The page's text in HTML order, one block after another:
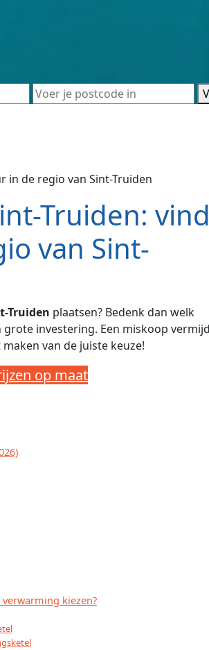
in de regio van Sint-Truiden
Truiden: vind
van Sint-
Truiden plaatsen? Bedenk dan welk
investering. Een miskoop vermijd
van de juiste keuze!
op maat
kiezen?